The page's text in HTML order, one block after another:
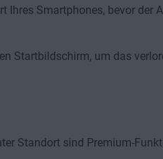
Ihres Smartphones, bevor der
Startbildschirm, um das
Standort sind Premium-